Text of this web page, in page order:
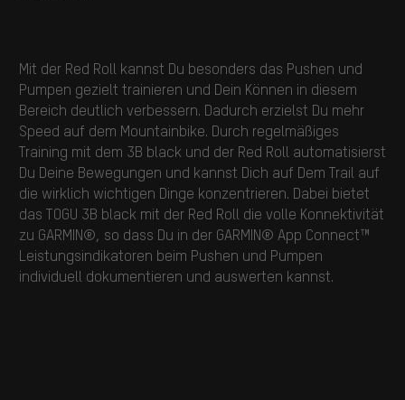
Mit der Red Roll kannst Du besonders das Pushen und
Pumpen gezielt trainieren und Dein Können in diesem
Bereich deutlich verbessern. Dadurch erzielst Du mehr
Speed auf dem Mountainbike. Durch regelmäßiges
Training mit dem 3B black und der Red Roll automatisierst
Du Deine Bewegungen und kannst Dich auf Dem Trail auf
die wirklich wichtigen Dinge konzentrieren. Dabei bietet
das TOGU 3B black mit der Red Roll die volle Konnektivität
zu GARMIN®, so dass Du in der GARMIN® App Connect™
Leistungsindikatoren beim Pushen und Pumpen
individuell dokumentieren und auswerten kannst.